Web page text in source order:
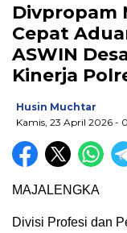
Divpropam
Cepat
ASWIN
Kinerja
Husin Muchtar
Kamis, 23 April 2026 -
MAJALENGKA
Divisi Profesi dan